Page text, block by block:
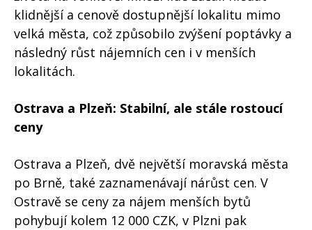
klidnější a cenově dostupnější lokalitu mimo
velká města, což způsobilo zvýšení poptávky a
následný růst nájemních cen i v menších
lokalitách.
Ostrava a Plzeň: Stabilní, ale stále rostoucí
ceny
Ostrava a Plzeň, dvě největší moravská města
po Brně, také zaznamenávají nárůst cen. V
Ostravě se ceny za nájem menších bytů
pohybují kolem 12 000 CZK, v Plzni pak